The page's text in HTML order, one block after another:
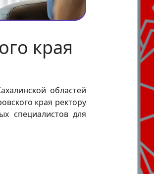
края
областей
края ректору
специалистов для